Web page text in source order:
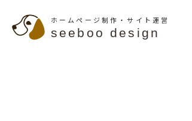
ホームページ制作・サイト運営
seeboo design